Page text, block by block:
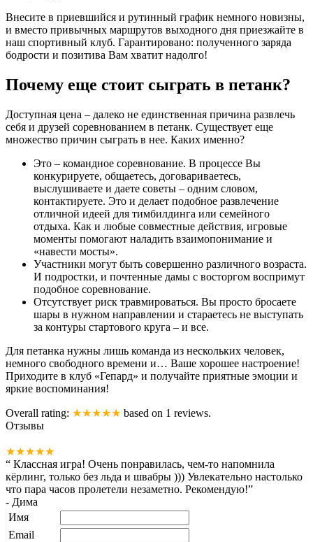
Внесите в приевшийся и рутинный график немного новизны,
и вместо привычных маршрутов выходного дня приезжайте в
наш спортивный клуб. Гарантировано: полученного заряда
бодрости и позитива Вам хватит надолго!
Почему еще стоит сыграть в петанк?
Доступная цена – далеко не единственная причина развлечь
себя и друзей соревнованием в петанк. Существует еще
множество причин сыграть в нее. Каких именно?
Это – командное соревнование. В процессе Вы
конкурируете, общаетесь, договариваетесь,
выслушиваете и даете советы – одним словом,
контактируете. Это и делает подобное развлечение
отличной идеей для тимбилдинга или семейного
отдыха. Как и любые совместные действия, игровые
моменты помогают наладить взаимопонимание и
«навести мосты».
Участники могут быть совершенно различного возраста.
И подростки, и почтенные дамы с восторгом воспримут
подобное соревнование.
Отсутствует риск травмироваться. Вы просто бросаете
шары в нужном направлении и стараетесь не выступать
за контуры стартового круга – и все.
Для петанка нужны лишь команда из нескольких человек,
немного свободного времени и… Ваше хорошее настроение!
Приходите в клуб «Гепард» и получайте приятные эмоции и
яркие воспоминания!
Overall rating: ★★★★★ based on 1 reviews.
Отзывы
★★★★★
“ Классная игра! Очень понравилась, чем-то напомнила
кёрлинг, только без льда и швабры ))) Увлекательно настолько
что пара часов пролетели незаметно. Рекомендую!”
- Дима
Имя
Email